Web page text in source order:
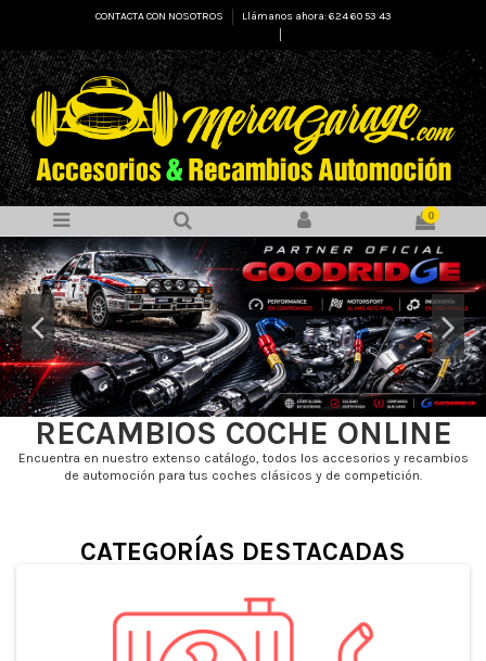
CONTACTA CON NOSOTROS
Llámanos ahora: 624 60 53 43
0
RECAMBIOS COCHE ONLINE
Encuentra en nuestro extenso catálogo, todos los accesorios y recambios
de automoción para tus coches clásicos y de competición.
CATEGORÍAS DESTACADAS